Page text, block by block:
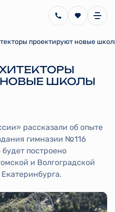
проектируют новые
ШКОЛЫ
рассказали об опыте
гимназии №116
построено
и Волгоградской